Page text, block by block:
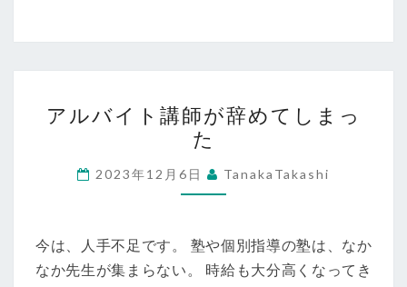
ル
バ
イ
ト
師
が
アルバイト講師が辞めてしまっ
た
2023年12月6日 TanakaTakashi
今は、人手不足です。 塾や個別指導の塾は、なか
なか先生が集まらない。 時給も大分高くなってき